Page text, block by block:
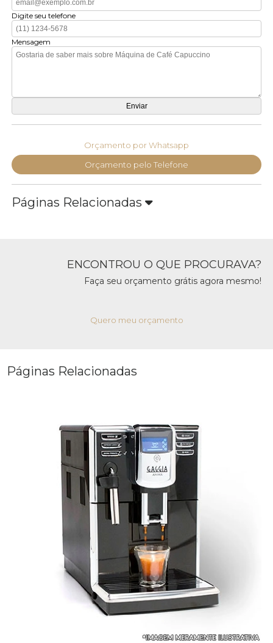
Digite seu telefone
Mensagem
Orçamento por Whatsapp
Orçamento pelo Telefone
Páginas Relacionadas
ENCONTROU O QUE PROCURAVA?
Faça seu orçamento grátis agora mesmo!
Quero meu orçamento
Páginas Relacionadas